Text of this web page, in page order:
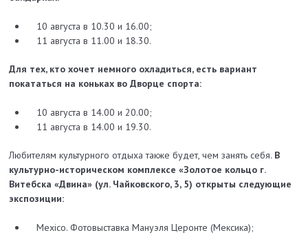
10 августа в 10.30 и 16.00;
11 августа в 11.00 и 18.30.
Для тех, кто хочет немного охладиться, есть вариант
покататься на коньках во Дворце спорта:
10 августа в 14.00 и 20.00;
11 августа в 14.00 и 19.30.
Любителям культурного отдыха также будет, чем занять себя. В
культурно-историческом комплексе «Золотое кольцо г.
Витебска «Двина» (ул. Чайковского, 3, 5) открыты следующие
экспозиции:
Mexico. Фотовыставка Мануэля Церонте (Мексика);